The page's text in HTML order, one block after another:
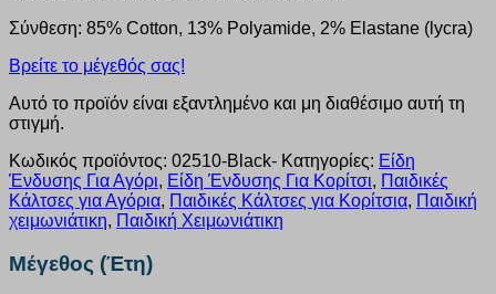
Σύνθεση: 85% Cotton, 13% Polyamide, 2% Elastane (lycra)
Βρείτε το μέγεθός σας!
Αυτό το προϊόν είναι εξαντλημένο και μη διαθέσιμο αυτή τη
στιγμή.
Κωδικός προϊόντος: 02510-Black- Κατηγορίες: Είδη
Ένδυσης Για Αγόρι, Είδη Ένδυσης Για Κορίτσι, Παιδικές
Κάλτσες για Αγόρια, Παιδικές Κάλτσες για Κορίτσια, Παιδική
χειμωνιάτικη, Παιδική Χειμωνιάτικη
Μέγεθος (Έτη)